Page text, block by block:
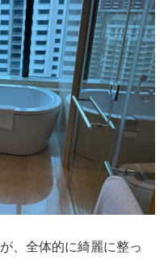
、全体的に綺麗に整っ